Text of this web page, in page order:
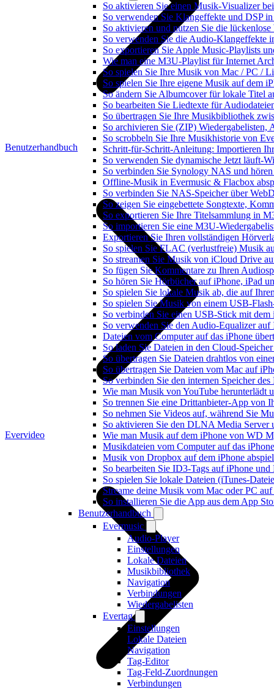
So aktivieren Sie einen Musik-Visualizer
So verwenden Sie Klangeffekte und DSP
So aktivieren und nutzen Sie die
So verwenden Sie die Audio-Klangeffekte
So exportieren Sie Apple Music-Playlists
Wie man eine M3U-Playlist für Internet
So spielen Sie Ihre Musik von Mac / PC /
So spielen Sie Ihre eigene Musik auf dem
So ändern Sie Albumcover für lokale Titel
So bearbeiten Sie Liedtexte für
So übertragen Sie Ihre Musikbibliothek
So archivieren Sie (ZIP) Wiedergabelisten,
So scrobbeln Sie Ihre Musikhistorie von
Schritt-für-Schritt-Anleitung: Importieren
So verwenden Sie dynamische Jetzt läuft-
So verbinden Sie Synology NAS und
Offline-Musik in Evermusic & Flacbox
So verbinden Sie NAS-Speicher über
So zeigen Sie eingebettete Songtexte,
So exportieren Sie Ihre Titelsammlung in
So importieren Sie eine M3U-
Exportieren Sie Ihren vollständigen
So spielen Sie FLAC (verlustfreie) Musik
So streamen Sie Musik von iCloud Drive
So fügen Sie Kommentare zu Ihren
So hören Sie Hörbücher auf iPhone, iPad
So spielen Sie lokale Musik ab, die auf
So spielen Sie Musik von einem USB-
So verbinden Sie einen USB-Stick mit
So verwenden Sie den Audio-Equalizer
Dateien vom Computer auf das iPhone
So laden Sie Dateien in den Cloud-
So übertragen Sie Dateien drahtlos von
So übertragen Sie Dateien vom Mac auf
So verbinden Sie den internen Speicher
Wie man Musik von YouTube herunterlädt
So trennen Sie eine Drittanbieter-App von
So nehmen Sie Videos auf, während Sie
So aktivieren Sie den DLNA Media Server
Wie man Musik auf dem iPhone von WD
Musikdateien vom Computer auf das
Musik von Dropbox auf dem iPhone
So bearbeiten Sie ID3-Tags auf iPhone und
So spielen Sie lokale Dateien (iTunes-
Streame deine Musik vom Mac oder PC
So installieren Sie die App aus dem App
Benutzerhandbuch
Evermusic
Audio-Player
Einstellungen
Lokale Dateien
Musikbibliothek
Navigation
Verbindungen
Wiedergabelisten
Evertag
Einstellungen
Lokale Dateien
Navigation
Tag-Editor
Tag-Feld-Zuordnungen
Verbindungen
Benutzerhandbuch
Evervideo